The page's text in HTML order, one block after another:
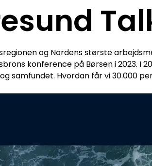
og Nordens største
konference på Børsen i 2023. I
samfundet. Hvordan får vi 30.000